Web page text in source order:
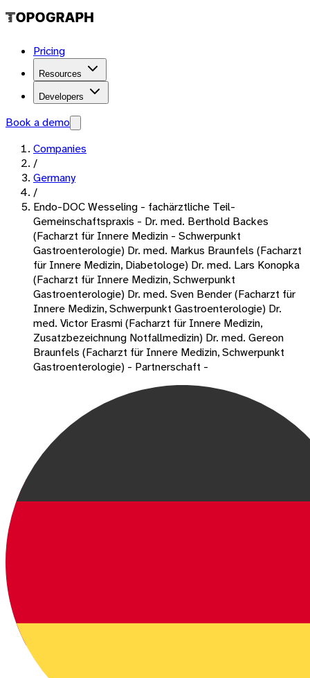
Pricing
Resources
Developers
Book a demo
Companies
/
Germany
/
Endo-DOC Wesseling - fachärztliche Teil-
Gemeinschaftspraxis - Dr. med. Berthold Backes
(Facharzt für Innere Medizin - Schwerpunkt
Gastroenterologie) Dr. med. Markus Braunfels (Facharzt
für Innere Medizin, Diabetologe) Dr. med. Lars Konopka
(Facharzt für Innere Medizin, Schwerpunkt
Gastroenterologie) Dr. med. Sven Bender (Facharzt für
Innere Medizin, Schwerpunkt Gastroenterologie) Dr.
med. Victor Erasmi (Facharzt für Innere Medizin,
Zusatzbezeichnung Notfallmedizin) Dr. med. Gereon
Braunfels (Facharzt für Innere Medizin, Schwerpunkt
Gastroenterologie) - Partnerschaft -